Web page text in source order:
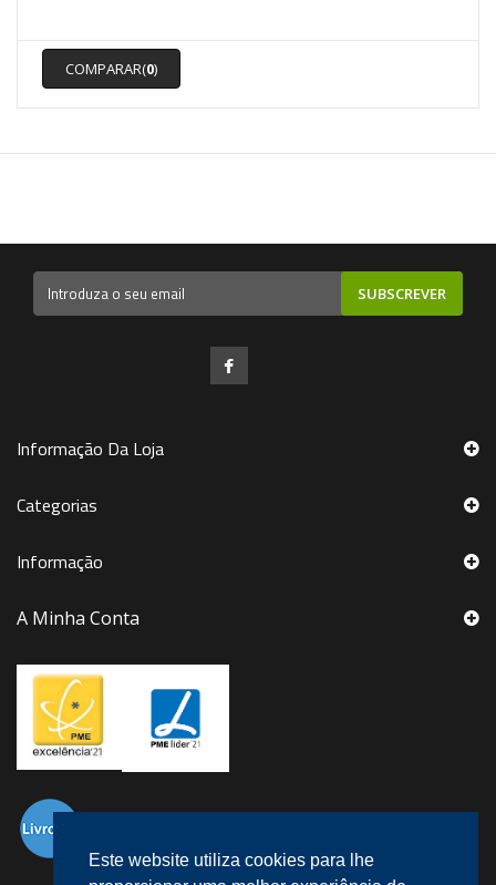
Este website utiliza cookies para lhe
COMPARAR(0)
SUBSCREVER
Informação Da Loja
Categorias
Informação
A Minha Conta